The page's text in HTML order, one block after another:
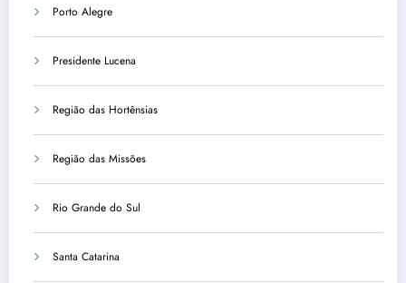
Porto Alegre
Presidente Lucena
Região das Hortênsias
Região das Missões
Rio Grande do Sul
Santa Catarina